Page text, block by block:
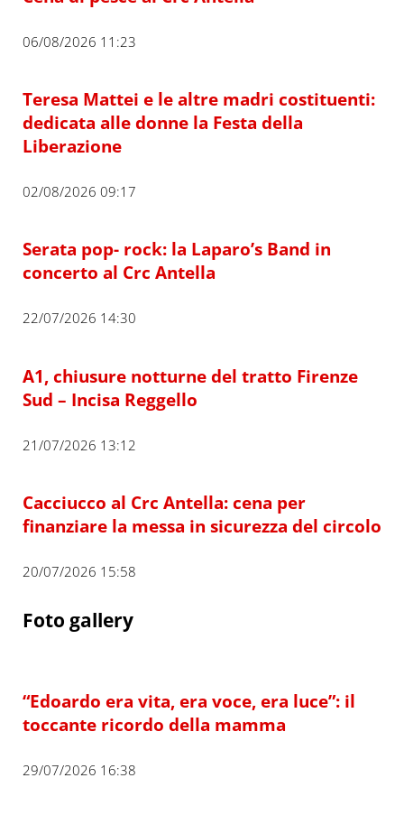
06/08/2026 11:23
Teresa Mattei e le altre madri costituenti:
dedicata alle donne la Festa della
Liberazione
02/08/2026 09:17
Serata pop- rock: la Laparo’s Band in
concerto al Crc Antella
22/07/2026 14:30
A1, chiusure notturne del tratto Firenze
Sud – Incisa Reggello
21/07/2026 13:12
Cacciucco al Crc Antella: cena per
finanziare la messa in sicurezza del circolo
20/07/2026 15:58
Foto gallery
“Edoardo era vita, era voce, era luce”: il
toccante ricordo della mamma
29/07/2026 16:38